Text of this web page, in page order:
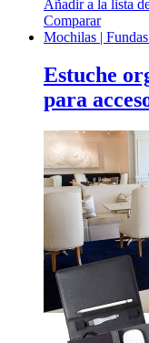
Añadir a la lista
Comparar
Mochilas |
Estuche
para